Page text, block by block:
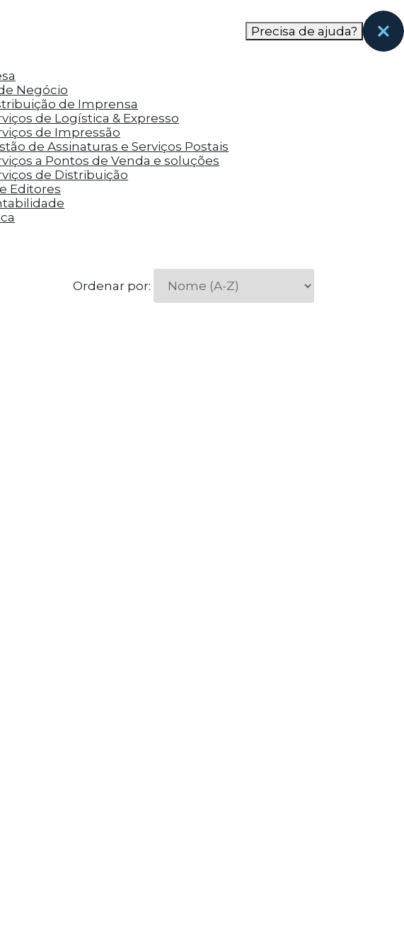
com base nas páginas que eles visitaram antes e analisar a
Precisa de ajuda?
Negócio
de Imprensa
de Logística & Expresso
de Impressão
de Assinaturas e Serviços Postais
a Pontos de Venda e soluções
de Distribuição
Editores
Ordenar por: